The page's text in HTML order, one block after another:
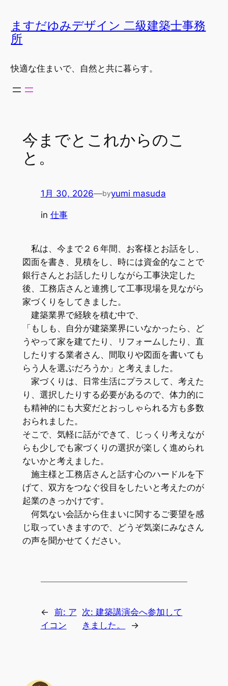
キ
ますだゆみデザイン 二級建築士事務
所
快適な住まいで、自然と共に暮らす。
今までとこれからのこ
と。
1月 30, 2026—byyumi masuda
in 仕事
私は、今まで２６年間、お客様とお話をし、
図面を書き、見積をし、時には資金的なことで
銀行さんとお話したりしながら工事決定した
後、工務店さんと連携して工事現場を見ながら
家づくりをしてきました。
建築業界で経験を積む中で、
「もしも、自分が建築業界にいなかったら、ど
うやって家を建てたり、リフォームしたり、直
したりする業者さん、間取りや図面を書いても
らう人を選ぶだろうか」と考えました。
家づくりは、日常生活にプラスして、考えた
り、選択したりする必要があるので、体力的に
も精神的にも大変だとおっしゃられる方も多数
おられました。
そこで、気軽に話ができて、じっくり考えなが
らも少しでも家づくりの選択が楽しく進められ
ないかと考えました。
施主様と工務店さんと話す心のハードルを下
げて、双方をつなぐ役目をしたいと考えたのが
起業のきっかけです。
何気ない会話から住まいに関するご要望を感
じ取っていきますので、どうぞ気楽にみなさん
の声を聞かせてください。
← 前: ア
イコン
次:建築講演会へ参加して
きました。
→